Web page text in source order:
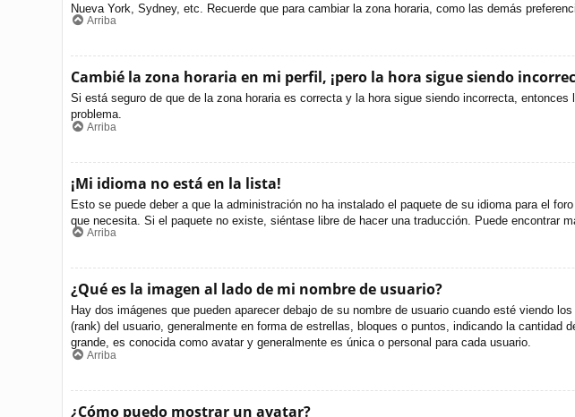
Nueva York, Sydney, etc. Recuerde que para cambiar la zona horaria, como las demás
Arriba
Cambié la zona horaria en mi perfil, ¡pero la hora sigue siendo
Si está seguro de que de la zona horaria es correcta y la hora sigue siendo incorrecta,
problema.
Arriba
¡Mi idioma no está en la lista!
Esto se puede deber a que la administración no ha instalado el paquete de su idioma para el
que necesita. Si el paquete no existe, siéntase libre de hacer una traducción. Puede encontrar
Arriba
¿Qué es la imagen al lado de mi nombre de usuario?
Hay dos imágenes que pueden aparecer debajo de su nombre de usuario cuando esté viendo
(rank) del usuario, generalmente en forma de estrellas, bloques o puntos, indicando la
grande, es conocida como avatar y generalmente es única o personal para cada usuario.
Arriba
¿Cómo puedo mostrar un avatar?